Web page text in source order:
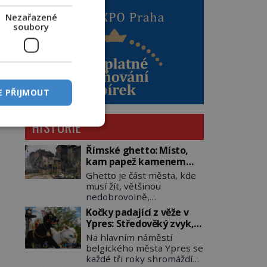
HISTORIE
Římské ghetto: Místo,
kam papež kamenem
dohodil
Ghetto je část města, kde
musí žít, většinou
nedobrovolně,
náboženská, rasová nebo
národnostní menšina
obyvatel. Bohaté
historické zkušenosti mají
s takovým životem Židé. Už
od středověku jsou totiž v
Kočky padající z věže v
Ypres: Středověký zvyk,
který dodnes budí
rozpaky
Na hlavním náměstí
belgického města Ypres se
každé tři roky shromáždí
Nezařazené
soubory
PŘIJMOUT